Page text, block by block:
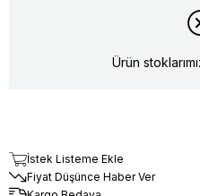
Ürün
İstek Listeme Ekle
Fiyat Düşünce Haber Ver